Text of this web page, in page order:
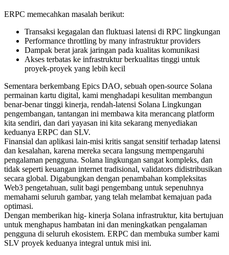
ERPC memecahkan masalah berikut:
Transaksi kegagalan dan fluktuasi latensi di RPC lingkungan
Performance throttling by many infrastruktur providers
Dampak berat jarak jaringan pada kualitas komunikasi
Akses terbatas ke infrastruktur berkualitas tinggi untuk
proyek-proyek yang lebih kecil
Sementara berkembang Epics DAO, sebuah open-source Solana
permainan kartu digital, kami menghadapi kesulitan membangun
benar-benar tinggi kinerja, rendah-latensi Solana Lingkungan
pengembangan, tantangan ini membawa kita merancang platform
kita sendiri, dan dari yayasan ini kita sekarang menyediakan
keduanya ERPC dan SLV.
Finansial dan aplikasi lain-misi kritis sangat sensitif terhadap latensi
dan kesalahan, karena mereka secara langsung mempengaruhi
pengalaman pengguna. Solana lingkungan sangat kompleks, dan
tidak seperti keuangan internet tradisional, validators didistribusikan
secara global. Digabungkan dengan penambahan kompleksitas
Web3 pengetahuan, sulit bagi pengembang untuk sepenuhnya
memahami seluruh gambar, yang telah melambat kemajuan pada
optimasi.
Dengan memberikan hig- kinerja Solana infrastruktur, kita bertujuan
untuk menghapus hambatan ini dan meningkatkan pengalaman
pengguna di seluruh ekosistem. ERPC dan membuka sumber kami
SLV proyek keduanya integral untuk misi ini.